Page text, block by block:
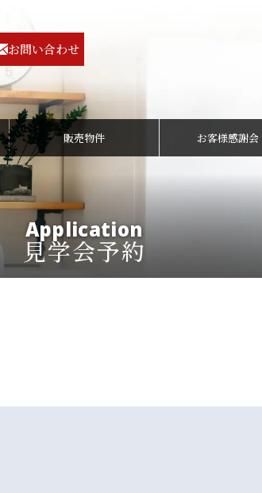
お問い合わせ
販売物件 お客様感謝会
Application
見学会予約